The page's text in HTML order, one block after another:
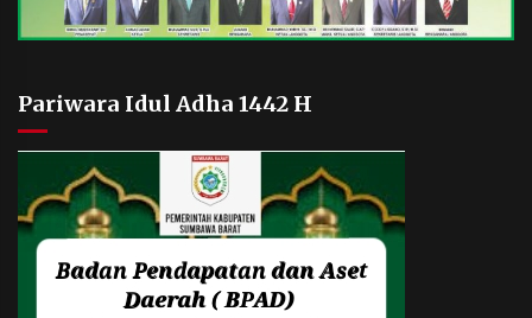
Pariwara Idul Adha 1442 H